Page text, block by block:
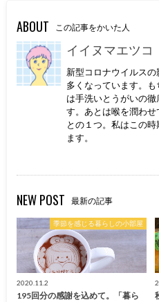
ABOUT この記事をかいた人
イイヌマエツコ
新型コロナウイルス
多くなっています。
は手洗いとうがいの
す。あとは喉を潤わ
との１つ。私はこの
ます。
NEW POST 最新の記事
季節を感じる暮らしの小部屋
2020.11.2
195回分の感謝を込めて。「暮ら